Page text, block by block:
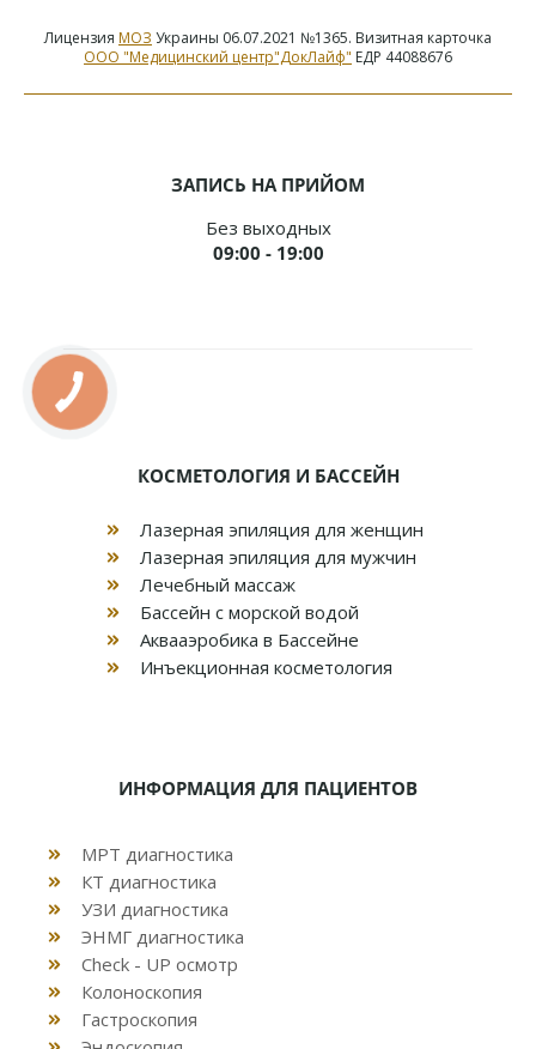
Лицензия МОЗ Украины 06.07.2021 №1365. Визитная карточка
ООО "Медицинский центр"ДокЛайф" ЕДР 44088676
ЗАПИСЬ НА ПРИЙОМ
Без выходных
09:00 - 19:00
КОСМЕТОЛОГИЯ И БАССЕЙН
Лазерная эпиляция для женщин
Лазерная эпиляция для мужчин
Лечебный массаж
Бассейн с морской водой
Аквааэробика в Бассейне
Инъекционная косметология
ИНФОРМАЦИЯ ДЛЯ ПАЦИЕНТОВ
МРТ диагностика
КТ диагностика
УЗИ диагностика
ЭНМГ диагностика
Check - UP осмотр
Колоноскопия
Гастроскопия